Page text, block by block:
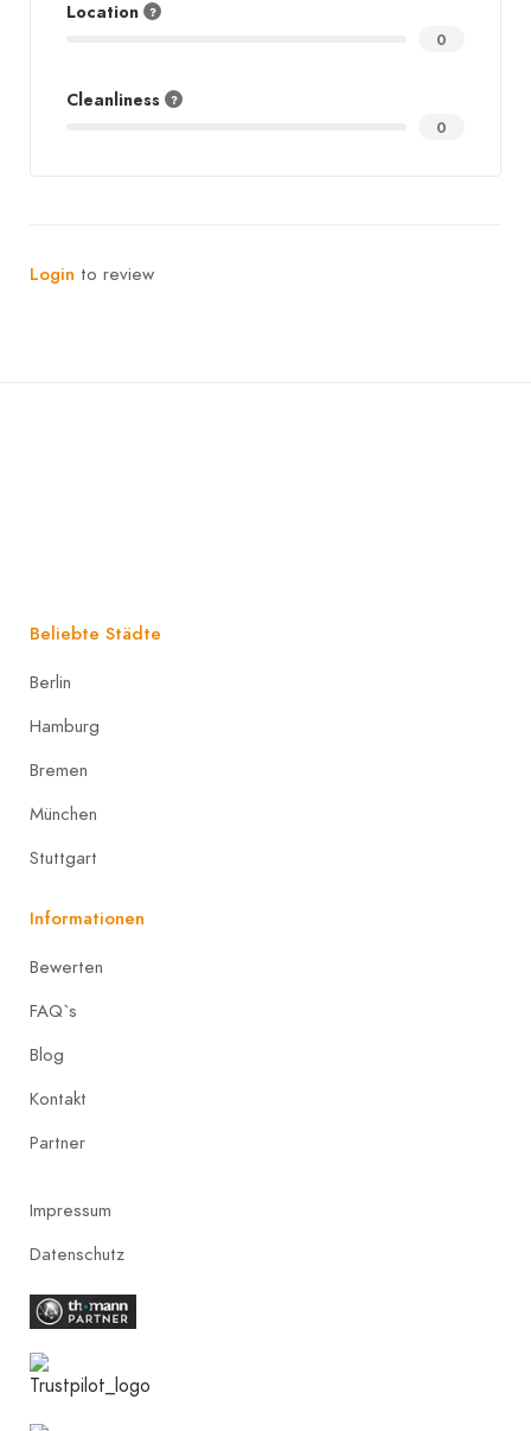
Location
0
Cleanliness
0
Login to review
Beliebte Städte
Berlin
Hamburg
Bremen
München
Stuttgart
Informationen
Bewerten
FAQ`s
Blog
Kontakt
Partner
Impressum
Datenschutz